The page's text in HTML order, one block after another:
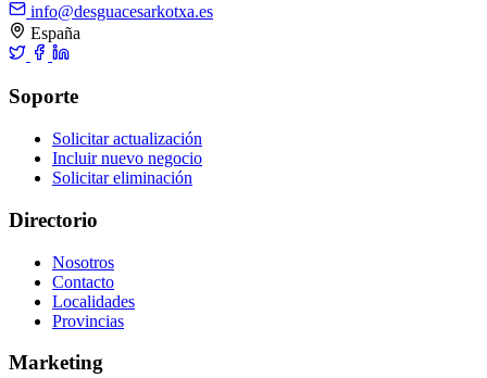
info@desguacesarkotxa.es
España
Soporte
Solicitar actualización
Incluir nuevo negocio
Solicitar eliminación
Directorio
Nosotros
Contacto
Localidades
Provincias
Marketing